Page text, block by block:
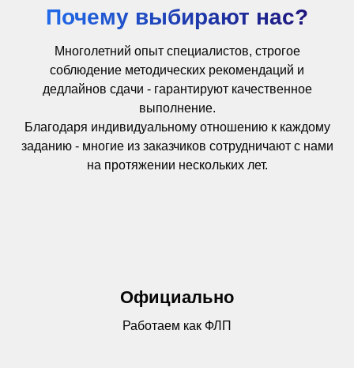
Почему выбирают нас?
Многолетний опыт специалистов, строгое
соблюдение методических рекомендаций и
дедлайнов сдачи - гарантируют качественное
выполнение.
Благодаря индивидуальному отношению к каждому
заданию - многие из заказчиков сотрудничают с нами
на протяжении нескольких лет.
Официально
Работаем как ФЛП